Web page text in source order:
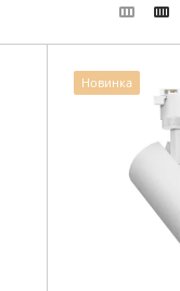
Новинка